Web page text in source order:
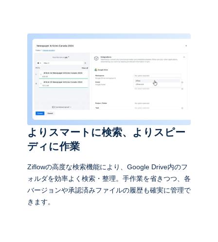
よりスマートに検索、よりスピー
ディに作業
Ziflowの高度な検索機能により、Google Drive内のフ
ォルダを効率よく検索・整理。手作業を省きつつ、各
バージョンや承認済みファイルの履歴も確実に管理で
きます。